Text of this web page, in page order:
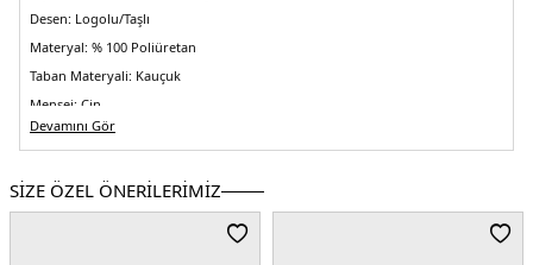
Desen: Logolu/Taşlı
Materyal: % 100 Poliüretan
Taban Materyali: Kauçuk
Menşei: Çin
5DY2E4GZ25BB00FG4D6.47
Devamını Gör
SİZE ÖZEL ÖNERİLERİMİZ